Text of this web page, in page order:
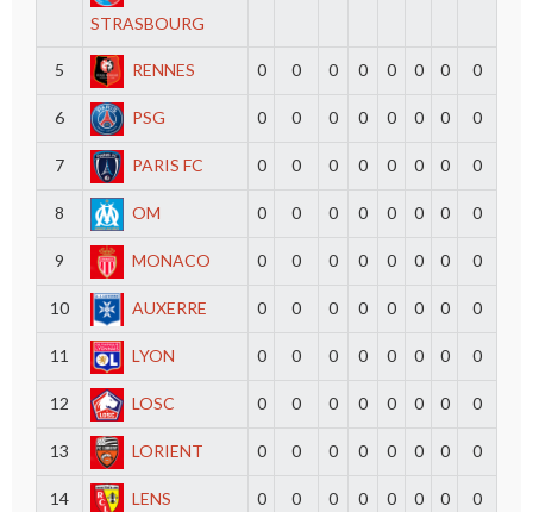
STRASBOURG
5 RENNES 0 0 0 0 0 0 0 0
6 PSG 0 0 0 0 0 0 0 0
7 PARIS FC 0 0 0 0 0 0 0 0
8 OM 0 0 0 0 0 0 0 0
9 MONACO 0 0 0 0 0 0 0 0
10 AUXERRE 0 0 0 0 0 0 0 0
11 LYON 0 0 0 0 0 0 0 0
12 LOSC 0 0 0 0 0 0 0 0
13 LORIENT 0 0 0 0 0 0 0 0
14 LENS 0 0 0 0 0 0 0 0